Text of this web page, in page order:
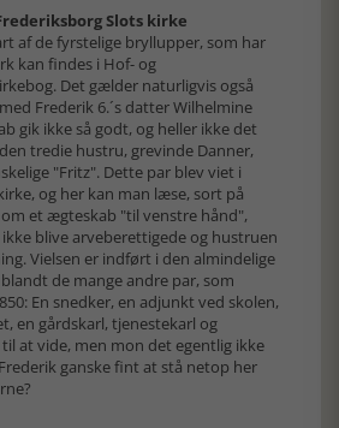
Slots kirke
af de fyrstelige bryllupper, som har
kan findes i Hof- og
Det gælder naturligvis også
Frederik 6.´s datter Wilhelmine
gik ikke så godt, og heller ikke det
tredie hustru, grevinde Danner,
"Fritz". Dette par blev viet i
og her kan man læse, sort på
et ægteskab "til venstre hånd",
blive arveberettigede og hustruen
Vielsen er indført i den almindelige
de mange andre par, som
En snedker, en adjunkt ved skolen,
en gårdskarl, tjenestekarl og
at vide, men mon det egentlig ikke
ganske fint at stå netop her